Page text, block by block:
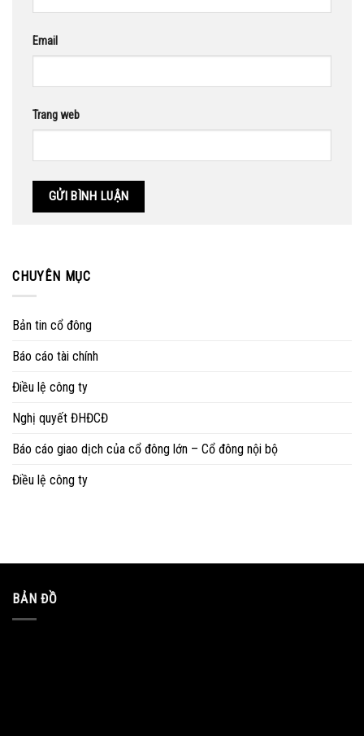
Email
Trang web
CHUYÊN MỤC
Bản tin cổ đông
Báo cáo tài chính
Điều lệ công ty
Nghị quyết ĐHĐCĐ
Báo cáo giao dịch của cổ đông lớn – Cổ đông nội bộ
Điều lệ công ty
BẢN ĐỒ